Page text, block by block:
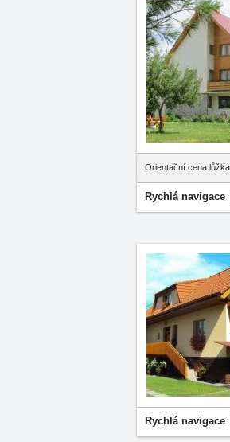
Orientační cena
Rychlá navigace
Rychlá navigace